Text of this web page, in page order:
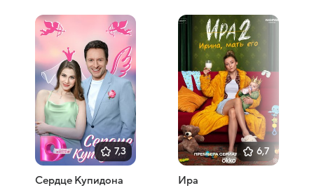
7,3
Сердце Купидона
6,7
Ира